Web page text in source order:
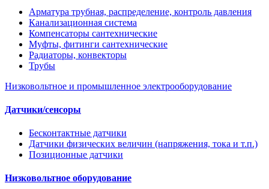
Арматура трубная, распределение, контроль давления
Канализационная система
Компенсаторы сантехнические
Муфты, фитинги сантехнические
Радиаторы, конвекторы
Трубы
Низковольтное и промышленное электрооборудование
Датчики/сенсоры
Бесконтактные датчики
Датчики физических величин (напряжения, тока и т.п.)
Позиционные датчики
Низковольтное оборудование